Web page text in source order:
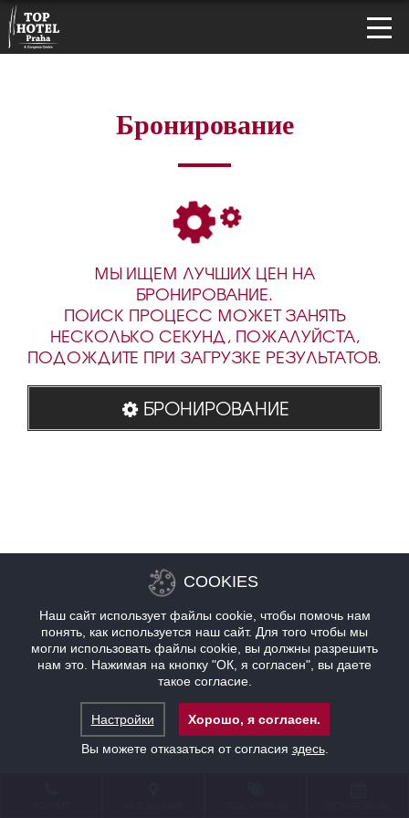
Бронирование
МЫ ИЩЕМ ЛУЧШИХ ЦЕН НА
БРОНИРОВАНИЕ.
ПОИСК ПРОЦЕСС МОЖЕТ ЗАНЯТЬ
НЕСКОЛЬКО СЕКУНД, ПОЖАЛУЙСТА,
ПОДОЖДИТЕ ПРИ ЗАГРУЗКЕ РЕЗУЛЬТАТОВ.
БРОНИРОВАНИЕ
COOKIES
Наш сайт использует файлы cookie, чтобы помочь нам
понять, как используется наш сайт. Для того чтобы мы
могли использовать файлы cookie, вы должны разрешить
нам это. Нажимая на кнопку "ОК, я согласен", вы даете
такое согласие.
Настройки
Хорошо, я согласен.
Вы можете отказаться от согласия здесь.